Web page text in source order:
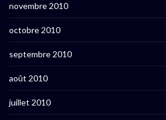
novembre 2010
octobre 2010
septembre 2010
août 2010
juillet 2010